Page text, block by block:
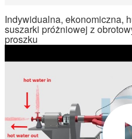
Indywidualna, ekonomiczna,
suszarki próżniowej z
proszku